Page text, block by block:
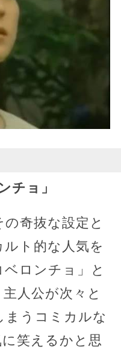
チョ」
奇抜な設定と
ト的な人気を
ロンチョ」と
人公が次々と
まうコミカルな
笑えるかと思